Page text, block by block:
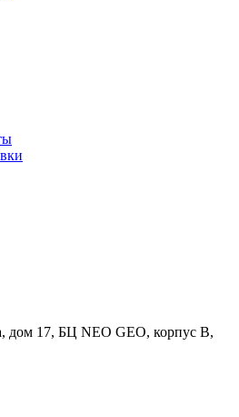
дом 17, БЦ NEO GEO, корпус В,